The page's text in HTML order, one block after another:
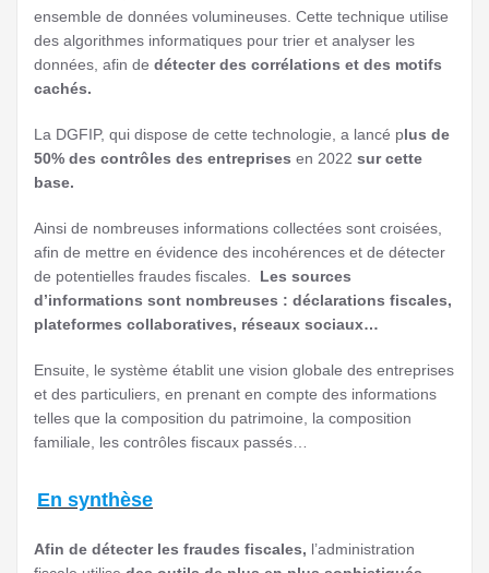
ensemble de données volumineuses. Cette technique utilise
des algorithmes informatiques pour trier et analyser les
données, afin de détecter des corrélations et des motifs
cachés.
La DGFIP, qui dispose de cette technologie, a lancé plus de
50% des contrôles des entreprises en 2022 sur cette
base.
Ainsi de nombreuses informations collectées sont croisées,
afin de mettre en évidence des incohérences et de détecter
de potentielles fraudes fiscales. Les sources
d’informations sont nombreuses : déclarations fiscales,
plateformes collaboratives, réseaux sociaux…
Ensuite, le système établit une vision globale des entreprises
et des particuliers, en prenant en compte des informations
telles que la composition du patrimoine, la composition
familiale, les contrôles fiscaux passés…
En synthèse
Afin de détecter les fraudes fiscales, l’administration